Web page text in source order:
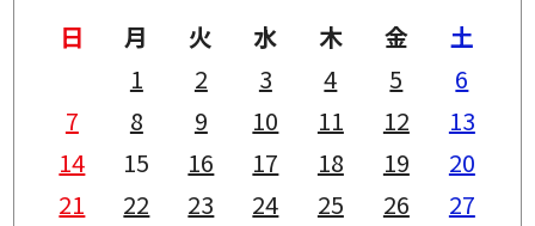
日 月 火 水 木 金
土
1
2 3 4 5
6
7
8 9 10 11 12
13
14
15 16 17 18 19
20
21
22 23 24 25 26
27